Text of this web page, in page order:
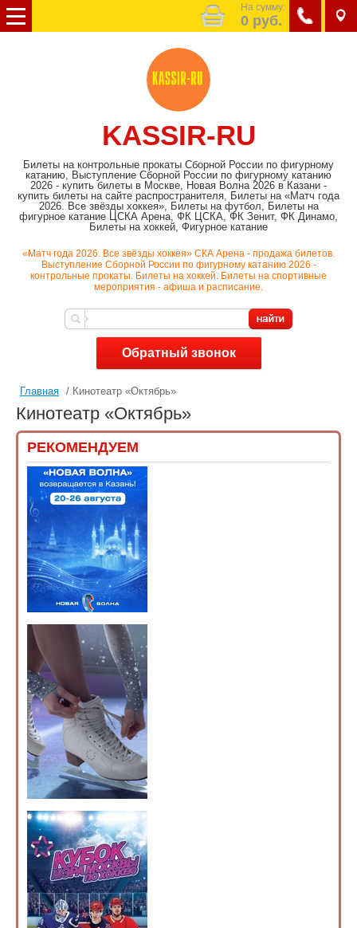
KASSIR-RU
Билеты на контрольные прокаты Сборной России по фигурному
катанию, Выступление Сборной России по фигурному катанию
2026 - купить билеты в Москве, Новая Волна 2026 в Казани -
купить билеты на сайте распространителя, Билеты на «Матч года
2026. Все звёзды хоккея», Билеты на футбол, Билеты на
фигурное катание ЦСКА Арена, ФК ЦСКА, ФК Зенит, ФК Динамо,
Билеты на хоккей, Фигурное катание
«Матч года 2026. Все звёзды хоккея» СКА Арена - продажа билетов.
Выступление Сборной России по фигурному катанию 2026 -
контрольные прокаты. Билеты на хоккей. Билеты на спортивные
мероприятия - афиша и расписание.
На сумму:
0 руб.
Обратный звонок
Главная / Кинотеатр «Октябрь»
Кинотеатр «Октябрь»
РЕКОМЕНДУЕМ